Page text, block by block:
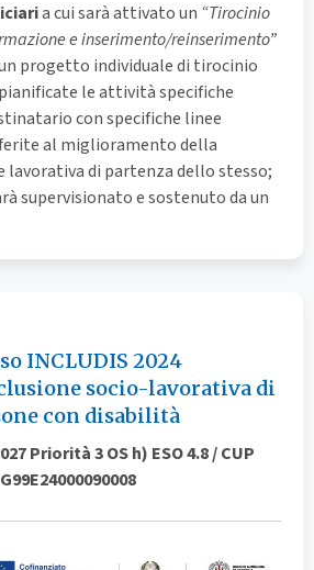
a cui sarà attivato un “Tirocinio
e inserimento/reinserimento”
progetto individuale di tirocinio
le attività specifiche
con specifiche linee
al miglioramento della
lavorativa di partenza dello stesso;
supervisionato e sostenuto da un
INCLUDIS 2024
socio-lavorativa di
con disabilità
Priorità 3 OS h) ESO 4.8 / CUP
G99E24000090008